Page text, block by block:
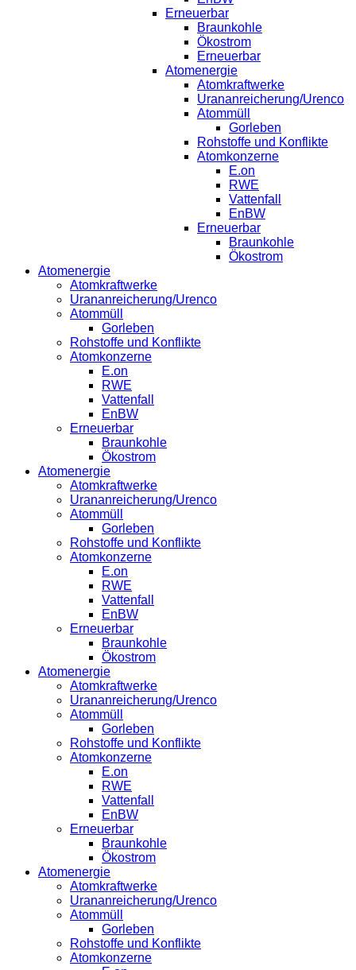
Erneuerbar
Braunkohle
Ökostrom
Erneuerbar
Atomenergie
Atomkraftwerke
Urananreicherung/Urenco
Atommüll
Gorleben
Rohstoffe und Konflikte
Atomkonzerne
E.on
RWE
Vattenfall
EnBW
Erneuerbar
Braunkohle
Ökostrom
Atomenergie
Atomkraftwerke
Urananreicherung/Urenco
Atommüll
Gorleben
Rohstoffe und Konflikte
Atomkonzerne
E.on
RWE
Vattenfall
EnBW
Erneuerbar
Braunkohle
Ökostrom
Atomenergie
Atomkraftwerke
Urananreicherung/Urenco
Atommüll
Gorleben
Rohstoffe und Konflikte
Atomkonzerne
E.on
RWE
Vattenfall
EnBW
Erneuerbar
Braunkohle
Ökostrom
Atomenergie
Atomkraftwerke
Urananreicherung/Urenco
Atommüll
Gorleben
Rohstoffe und Konflikte
Atomkonzerne
E.on
RWE
Vattenfall
EnBW
Erneuerbar
Braunkohle
Ökostrom
Atomenergie
Atomkraftwerke
Urananreicherung/Urenco
Atommüll
Gorleben
Rohstoffe und Konflikte
Atomkonzerne